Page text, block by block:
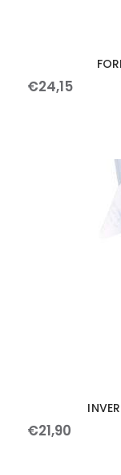
€24,15
€21,90